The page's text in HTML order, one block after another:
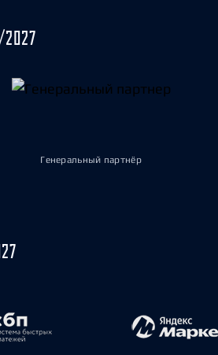
Генеральный партнёр